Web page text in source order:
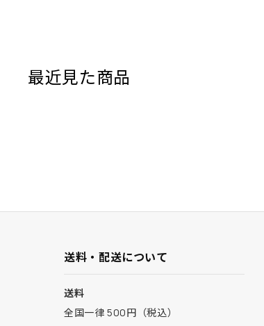
最近見た商品
送料・配送について
送料
全国一律 500円（税込）